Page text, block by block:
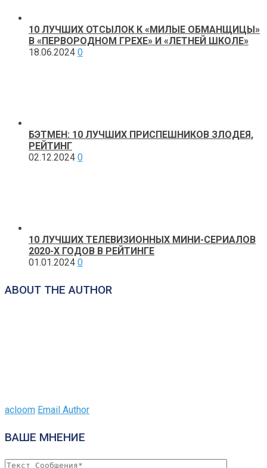
10 ЛУЧШИХ ОТСЫЛОК К «МИЛЫЕ ОБМАНЩИЦЫ»
В «ПЕРВОРОДНОМ ГРЕХЕ» И «ЛЕТНЕЙ ШКОЛЕ»
18.06.2024 0
БЭТМЕН: 10 ЛУЧШИХ ПРИСПЕШНИКОВ ЗЛОДЕЯ,
РЕЙТИНГ
02.12.2024 0
10 ЛУЧШИХ ТЕЛЕВИЗИОННЫХ МИНИ-СЕРИАЛОВ
2020-Х ГОДОВ В РЕЙТИНГЕ
01.01.2024 0
ABOUT THE AUTHOR
acloom Email Author
ВАШЕ МНЕНИЕ